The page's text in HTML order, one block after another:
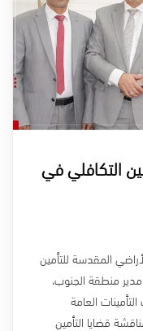
التكافلي في
المقدسة للتأمين
مدير منطقة الجنوب،
العامة
قضايا التأمين